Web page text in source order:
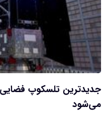
می‌شود